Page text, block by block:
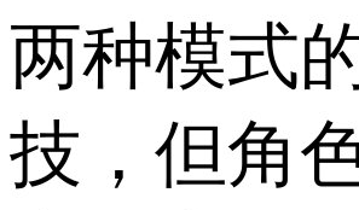
两种模式
技，但角